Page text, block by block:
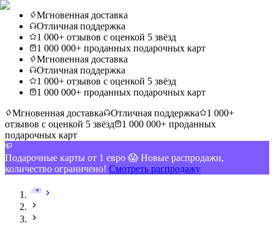
Мгновенная доставка
Отличная поддержка
1 000+ отзывов с оценкой 5 звёзд
1 000 000+ проданных подарочных карт
Мгновенная доставка
Отличная поддержка
1 000+ отзывов с оценкой 5 звёзд
1 000 000+ проданных подарочных карт
Мгновенная доставка
Отличная поддержка
1 000+
отзывов с оценкой 5 звёзд
1 000 000+ проданных
подарочных карт
Подарочные карты от 1 евро 😱 Новые распродажи,
количество ограничено! Смотреть распродажу